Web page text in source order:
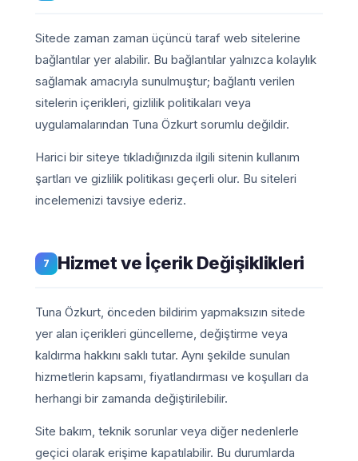
Sitede zaman zaman üçüncü taraf web sitelerine
bağlantılar yer alabilir. Bu bağlantılar yalnızca kolaylık
sağlamak amacıyla sunulmuştur; bağlantı verilen
sitelerin içerikleri, gizlilik politikaları veya
uygulamalarından Tuna Özkurt sorumlu değildir.
Harici bir siteye tıkladığınızda ilgili sitenin kullanım
şartları ve gizlilik politikası geçerli olur. Bu siteleri
incelemenizi tavsiye ederiz.
7 Hizmet ve İçerik Değişiklikleri
Tuna Özkurt, önceden bildirim yapmaksızın sitede
yer alan içerikleri güncelleme, değiştirme veya
kaldırma hakkını saklı tutar. Aynı şekilde sunulan
hizmetlerin kapsamı, fiyatlandırması ve koşulları da
herhangi bir zamanda değiştirilebilir.
Site bakım, teknik sorunlar veya diğer nedenlerle
geçici olarak erişime kapatılabilir. Bu durumlarda